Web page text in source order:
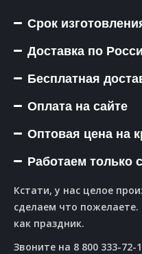
Срок
Доставка по
Бесплатная
Оплата на сайте
Оптовая цена на
Работаем только
Кстати, у нас целое
сделаем что
как праздник.
Звоните на 8 800 333-72-